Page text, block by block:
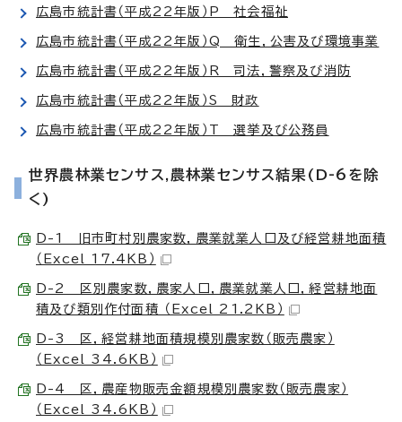
広島市統計書（平成22年版）P 社会福祉
広島市統計書（平成22年版）Q 衛生，公害及び環境事業
広島市統計書（平成22年版）R 司法，警察及び消防
広島市統計書（平成22年版）S 財政
広島市統計書（平成22年版）T 選挙及び公務員
世界農林業センサス,農林業センサス結果(D-6を除
く)
D-1 旧市町村別農家数，農業就業人口及び経営耕地面積
（Excel 17.4KB）
D-2 区別農家数，農家人口，農業就業人口，経営耕地面
積及び類別作付面積 （Excel 21.2KB）
D-3 区，経営耕地面積規模別農家数（販売農家）
（Excel 34.6KB）
D-4 区，農産物販売金額規模別農家数（販売農家）
（Excel 34.6KB）